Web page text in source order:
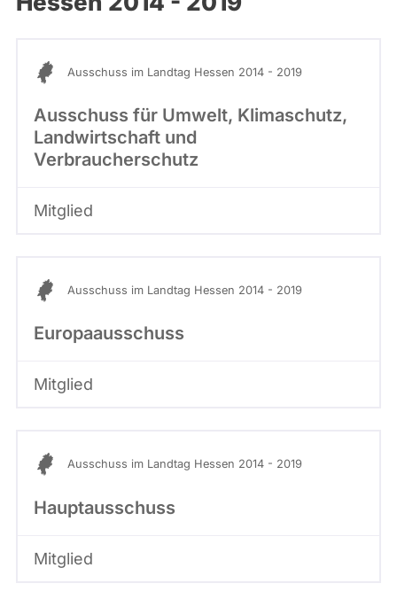
werden.Ausschuss im Landtag Hessen 2014 - 2019
Ausschuss für Umwelt, Klimaschutz,
Landwirtschaft und
Verbraucherschutz
Mitglied
Ausschuss im Landtag Hessen 2014 - 2019
Europaausschuss
Mitglied
Ausschuss im Landtag Hessen 2014 - 2019
Hauptausschuss
Mitglied